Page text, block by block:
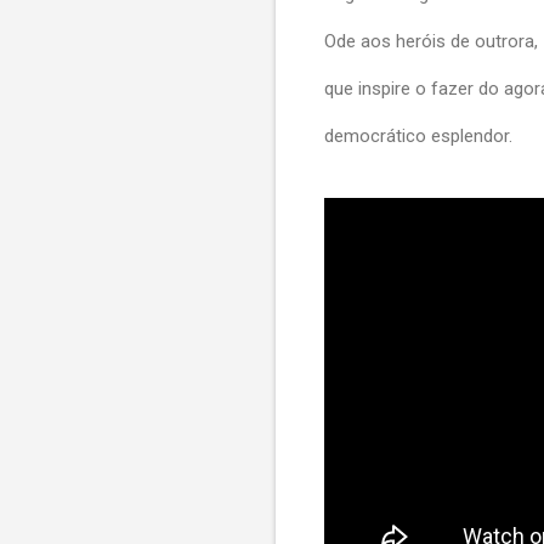
Ode aos heróis de outrora,
que inspire o fazer do
democrático esplendor.